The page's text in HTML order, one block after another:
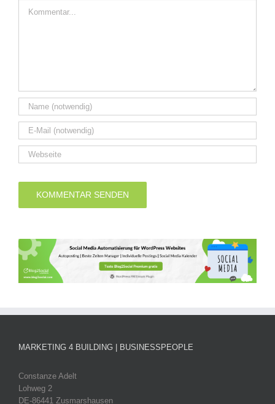
MARKETING 4 BUILDING | BUSINESSPEOPLE
Constanze Adelt
Lohweg 2
DE-86441 Zusmarshausen